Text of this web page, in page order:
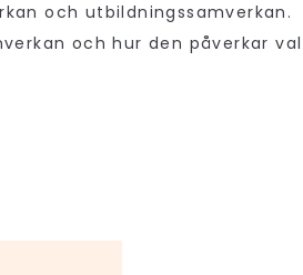
och utbildningssamverkan.
och hur den påverkar val